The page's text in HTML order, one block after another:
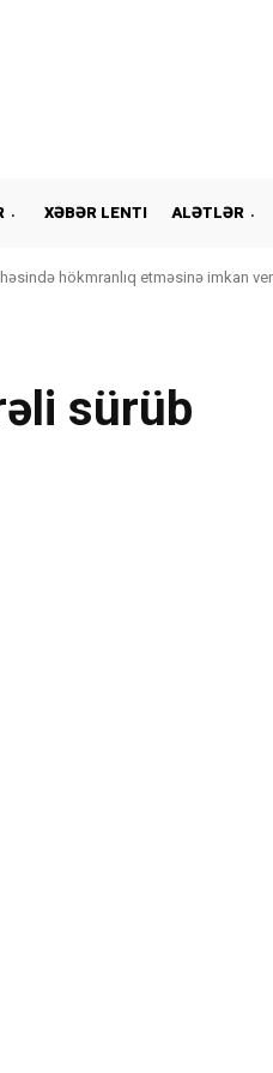
XƏBƏR LENTI ALƏTLƏR
hökmranlıq etməsinə imkan
sürüb